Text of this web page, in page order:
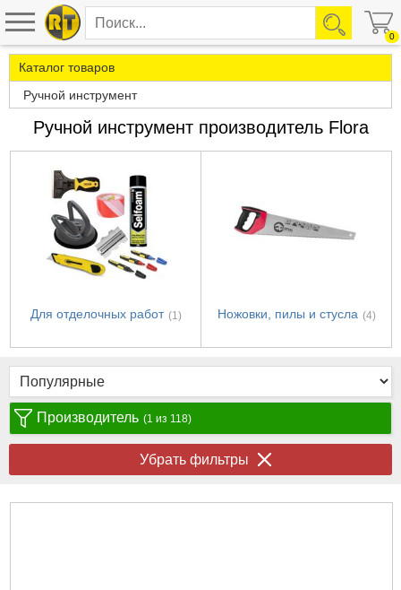
0
Каталог товаров
Ручной инструмент
Ручной инструмент производитель Flora
Для отделочных работ (1) Ножовки, пилы и стусла (4)
Производитель (1 из 118)
Убрать фильтры